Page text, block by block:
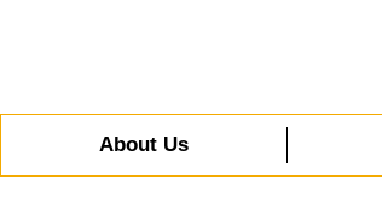
About Us